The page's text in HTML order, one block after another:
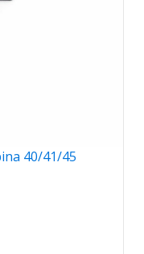
40/41/45